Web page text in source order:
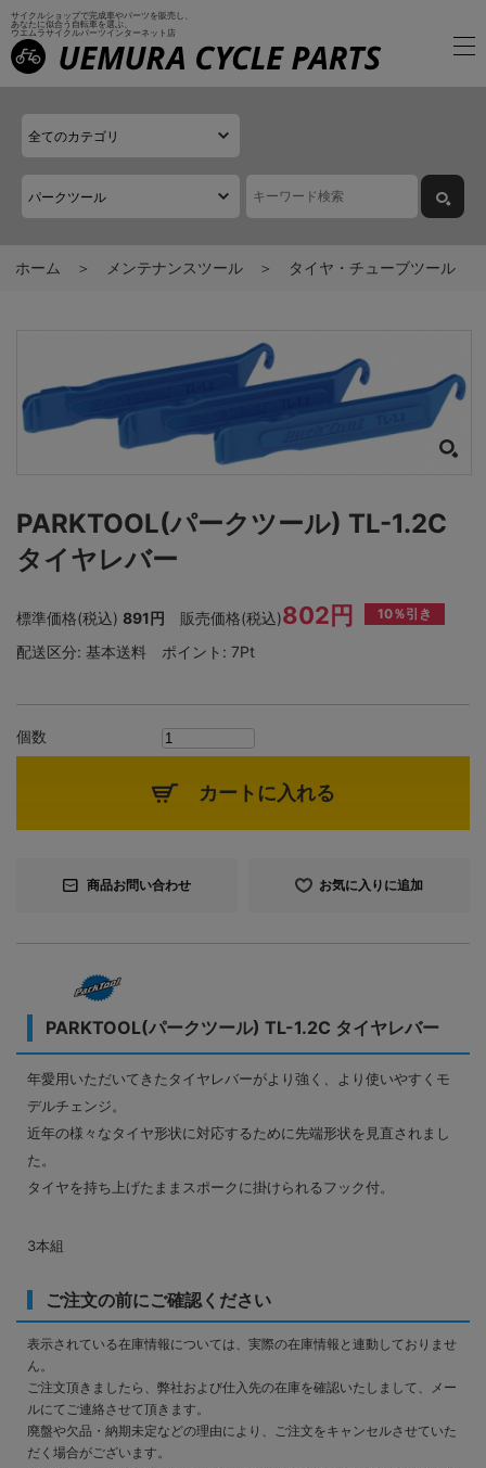
サイクルショップで完成車やパーツを販売し、
あなたに似合う自転車を選ぶ、
ウエムラサイクルパーツインターネット店
ホーム メンテナンスツール タイヤ・チューブツール
PARKTOOL(パークツール) TL-1.2C
タイヤレバー
標準価格(税込) 891円 販売価格(税込)802円 10％引き
配送区分: 基本送料 ポイント: 7Pt
個数
カートに入れる
商品お問い合わせ お気に入りに追加
PARKTOOL(パークツール) TL-1.2C タイヤレバー
年愛用いただいてきたタイヤレバーがより強く、より使いやすくモ
デルチェンジ。
近年の様々なタイヤ形状に対応するために先端形状を見直されまし
た。
タイヤを持ち上げたままスポークに掛けられるフック付。
3本組
ご注文の前にご確認ください
表示されている在庫情報については、実際の在庫情報と連動しておりませ
ん。
ご注文頂きましたら、弊社および仕入先の在庫を確認いたしまして、メー
ルにてご連絡させて頂きます。
廃盤や欠品・納期未定などの理由により、ご注文をキャンセルさせていた
だく場合がございます。